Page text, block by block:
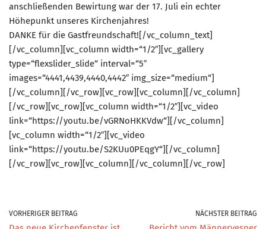
anschließenden Bewirtung war der 17. Juli ein echter
Höhepunkt unseres Kirchenjahres!
DANKE für die Gastfreundschaft![/vc_column_text]
[/vc_column][vc_column width=“1/2″][vc_gallery
type=“flexslider_slide“ interval=“5″
images=“4441,4439,4440,4442″ img_size=“medium“]
[/vc_column][/vc_row][vc_row][vc_column][/vc_column]
[/vc_row][vc_row][vc_column width=“1/2″][vc_video
link=“https://youtu.be/vGRNoHKKVdw“][/vc_column]
[vc_column width=“1/2″][vc_video
link=“https://youtu.be/S2KUu0PEqgY“][/vc_column]
[/vc_row][vc_row][vc_column][/vc_column][/vc_row]
VORHERIGER BEITRAG NÄCHSTER BEITRAG